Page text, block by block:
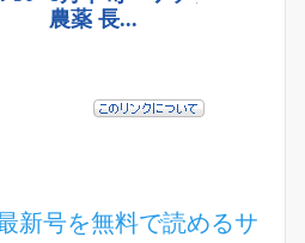
新号を無料で読めるサ